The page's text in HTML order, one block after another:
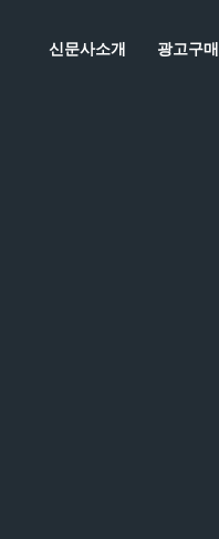
신문사소개 광고구매